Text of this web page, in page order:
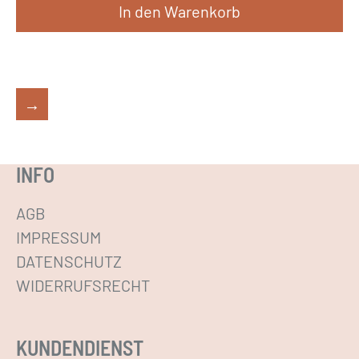
In den Warenkorb
→
INFO
AGB
IMPRESSUM
DATENSCHUTZ
WIDERRUFSRECHT
KUNDENDIENST